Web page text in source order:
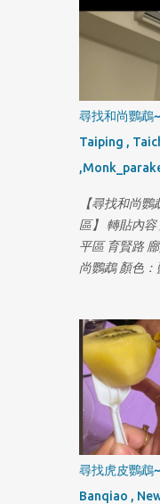
尋找和尚鸚鵡
Taiping ,
【尋找和尚
區】 轉貼內
平區 育賢路
尚鸚鵡 顏色
0980310755
我聯繫 謝謝
託各位🙏
尋找虎皮鸚鵡
Banqiao ,